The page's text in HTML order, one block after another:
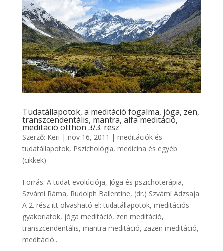
Tudatállapotok, a meditáció fogalma, jóga, zen,
transzcendentális, mantra, alfa meditáció,
meditáció otthon 3/3. rész
Szerző: Keri | nov 16, 2011 | meditációk és
tudatállapotok, Pszichológia, medicina és egyéb
(cikkek)
Forrás: A tudat evolúciója, Jóga és pszichoterápia,
Szvámí Ráma, Rudolph Ballentine, (dr.) Szvámí Adzsaja
A 2. rész itt olvasható el: tudatállapotok, meditációs
gyakorlatok, jóga meditáció, zen meditáció,
transzcendentális, mantra meditáció, zazen meditáció,
meditáció...